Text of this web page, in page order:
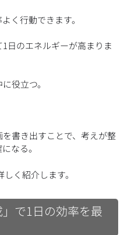
く行動できます。
日のエネルギーが高まりま
役立つ。
書き出すことで、考えが整
なる。
く紹介します。
で1日の効率を最